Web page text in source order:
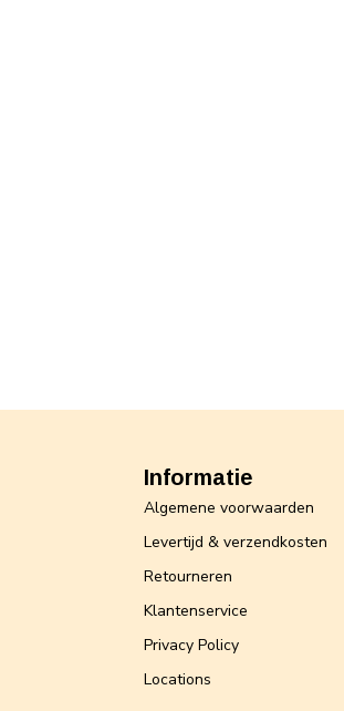
Informatie
Algemene voorwaarden
Levertijd & verzendkosten
Retourneren
Klantenservice
Privacy Policy
Locations